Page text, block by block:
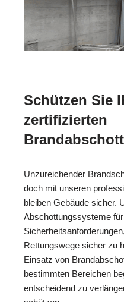
Schützen Sie
zertifizierten
Unzureichender
doch mit unseren
bleiben Gebäude sicher.
Abschottungssysteme
Rettungswege sicher zu
Einsatz von
bestimmten Bereichen
entscheidend zu